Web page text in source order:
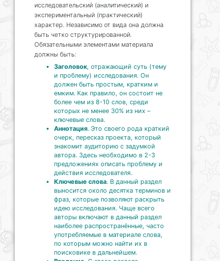
исследовательский (аналитический) и
экспериментальный (практический)
характер. Независимо от вида она должна
быть четко структурированной.
Обязательными элементами материала
должны быть:
Заголовок, отражающий суть (тему
и проблему) исследования. Он
должен быть простым, кратким и
емким. Как правило, он состоит не
более чем из 8-10 слов, среди
которых не менее 30% из них –
ключевые слова.
Аннотация. Это своего рода краткий
очерк, пересказ проекта, который
знакомит аудиторию с задумкой
автора. Здесь необходимо в 2-3
предложениях описать проблему и
действия исследователя.
Ключевые слова. В данный раздел
выносится около десятка терминов и
фраз, которые позволяют раскрыть
идею исследования. Чаще всего
авторы включают в данный раздел
наиболее распространённые, часто
употребляемые в материале слова,
по которым можно найти их в
поисковике в дальнейшем.